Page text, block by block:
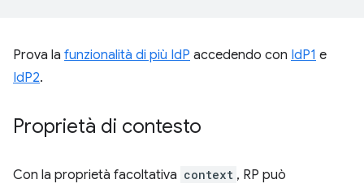
Prova la funzionalità di più IdP accedendo con IdP1 e
IdP2.
Proprietà di contesto
Con la proprietà facoltativa context , RP può